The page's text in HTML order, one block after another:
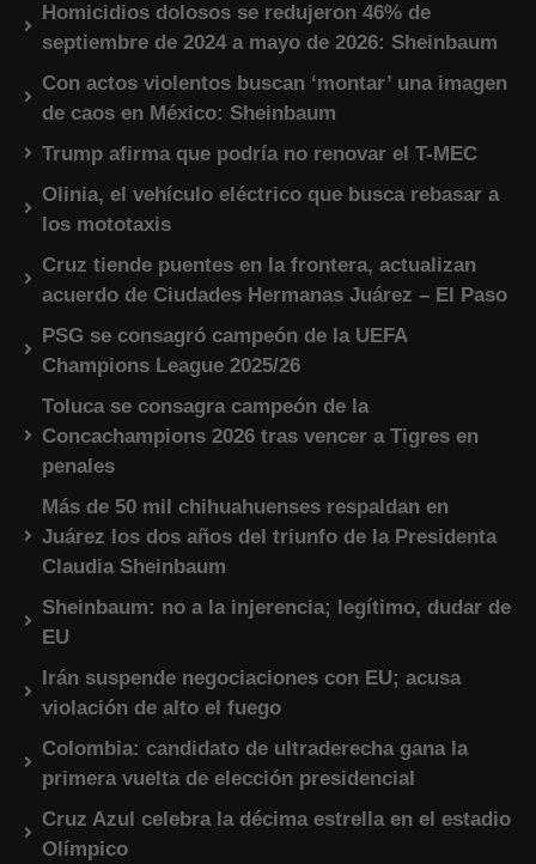
Homicidios dolosos se redujeron 46% de
septiembre de 2024 a mayo de 2026: Sheinbaum
Con actos violentos buscan ‘montar’ una imagen
de caos en México: Sheinbaum
Trump afirma que podría no renovar el T-MEC
Olinia, el vehículo eléctrico que busca rebasar a
los mototaxis
Cruz tiende puentes en la frontera, actualizan
acuerdo de Ciudades Hermanas Juárez – El Paso
PSG se consagró campeón de la UEFA
Champions League 2025/26
Toluca se consagra campeón de la
Concachampions 2026 tras vencer a Tigres en
penales
Más de 50 mil chihuahuenses respaldan en
Juárez los dos años del triunfo de la Presidenta
Claudia Sheinbaum
Sheinbaum: no a la injerencia; legítimo, dudar de
EU
Irán suspende negociaciones con EU; acusa
violación de alto el fuego
Colombia: candidato de ultraderecha gana la
primera vuelta de elección presidencial
Cruz Azul celebra la décima estrella en el estadio
Olímpico